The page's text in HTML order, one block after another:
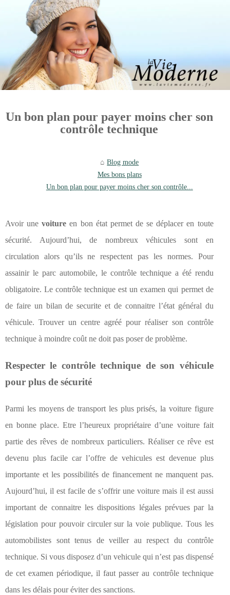
Un bon plan pour payer moins cher son
contrôle technique
Blog mode
Mes bons plans
Un bon plan pour payer moins cher son contrôle...
Avoir unevoiture en bon état permet de se déplacer en toute
sécurité. Aujourd’hui, de nombreux véhicules sont en
circulation alors qu’ils ne respectent pas les normes. Pour
assainir le parc automobile, le contrôle technique a été rendu
obligatoire. Le contrôle technique est un examen qui permet de
de faire un bilan de securite et de connaitre l’état général du
véhicule. Trouver un centre agréé pour réaliser son contrôle
technique à moindre coût ne doit pas poser de problème.
Respecter le contrôle technique de son véhicule
pour plus de sécurité
Parmi les moyens de transport les plus prisés, la voiture figure
en bonne place. Etre l’heureux propriétaire d’une voiture fait
partie des rêves de nombreux particuliers. Réaliser ce rêve est
devenu plus facile car l’offre de vehicules est devenue plus
importante et les possibilités de financement ne manquent pas.
Aujourd’hui, il est facile de s’offrir une voiture mais il est aussi
important de connaitre les dispositions légales prévues par la
législation pour pouvoir circuler sur la voie publique. Tous les
automobilistes sont tenus de veiller au respect du contrôle
technique. Si vous disposez d’un vehicule qui n’est pas dispensé
de cet examen périodique, il faut passer au contrôle technique
dans les délais pour éviter des sanctions.